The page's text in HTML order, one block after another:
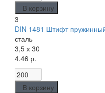
В корзину
3
DIN 1481 Штифт
сталь
3,5 х 30
4.46 р.
В корзину